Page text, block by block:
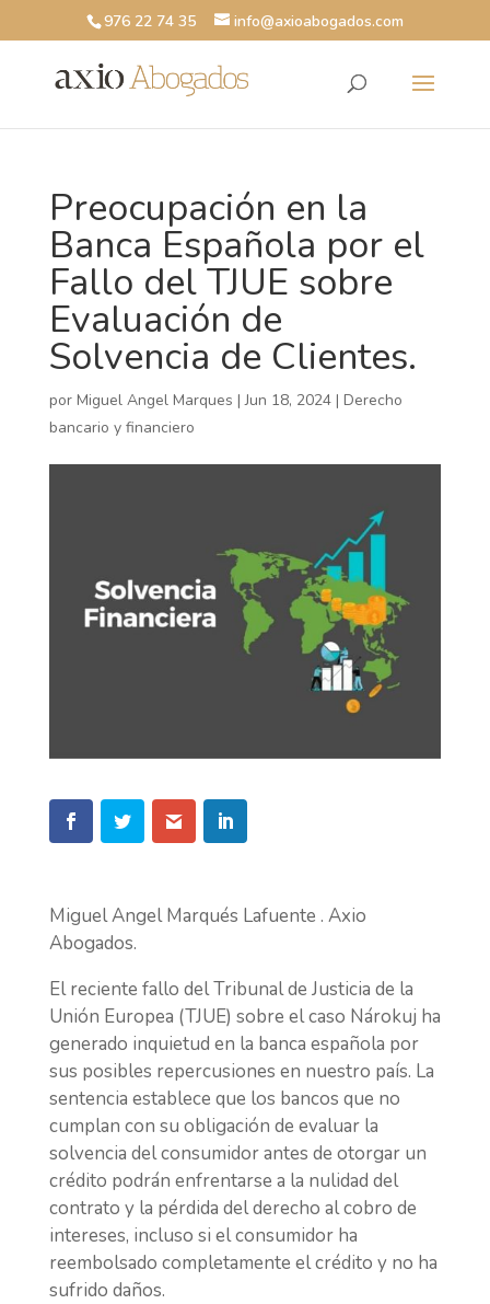
976 22 74 35 info@axioabogados.com
Preocupación en la
Banca Española por el
Fallo del TJUE sobre
Evaluación de
Solvencia de Clientes.
por Miguel Angel Marques |Jun 18, 2024| Derecho
bancario y financiero
Miguel Angel Marqués Lafuente . Axio
Abogados.
El reciente fallo del Tribunal de Justicia de la
Unión Europea (TJUE) sobre el caso Nárokuj ha
generado inquietud en la banca española por
sus posibles repercusiones en nuestro país. La
sentencia establece que los bancos que no
cumplan con su obligación de evaluar la
solvencia del consumidor antes de otorgar un
crédito podrán enfrentarse a la nulidad del
contrato y la pérdida del derecho al cobro de
intereses, incluso si el consumidor ha
reembolsado completamente el crédito y no ha
sufrido daños.